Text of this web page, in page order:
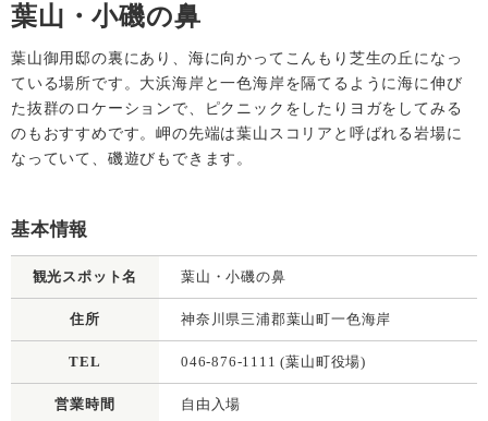
葉山・小磯の鼻
葉山御用邸の裏にあり、海に向かってこんもり芝生の丘になっ
ている場所です。大浜海岸と一色海岸を隔てるように海に伸び
た抜群のロケーションで、ピクニックをしたりヨガをしてみる
のもおすすめです。岬の先端は葉山スコリアと呼ばれる岩場に
なっていて、磯遊びもできます。
基本情報
観光スポット名 葉山・小磯の鼻
住所 神奈川県三浦郡葉山町一色海岸
TEL 046-876-1111 (葉山町役場)
営業時間 自由入場